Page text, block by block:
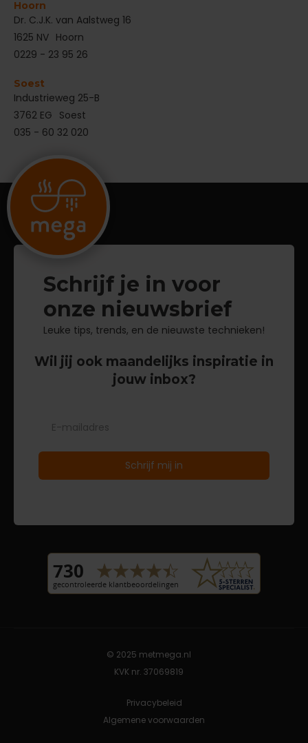
Hoorn
Dr. C.J.K. van Aalstweg 16
1625 NV Hoorn
0229 - 23 95 26
Soest
Industrieweg 25-B
3762 EG Soest
035 - 60 32 020
Schrijf je in voor
onze nieuwsbrief
Leuke tips, trends, en de nieuwste technieken!
Wil jij ook maandelijks inspiratie in
jouw inbox?
© 2025 metmega.nl
KVK nr. 37069819
Privacybeleid
Algemene voorwaarden